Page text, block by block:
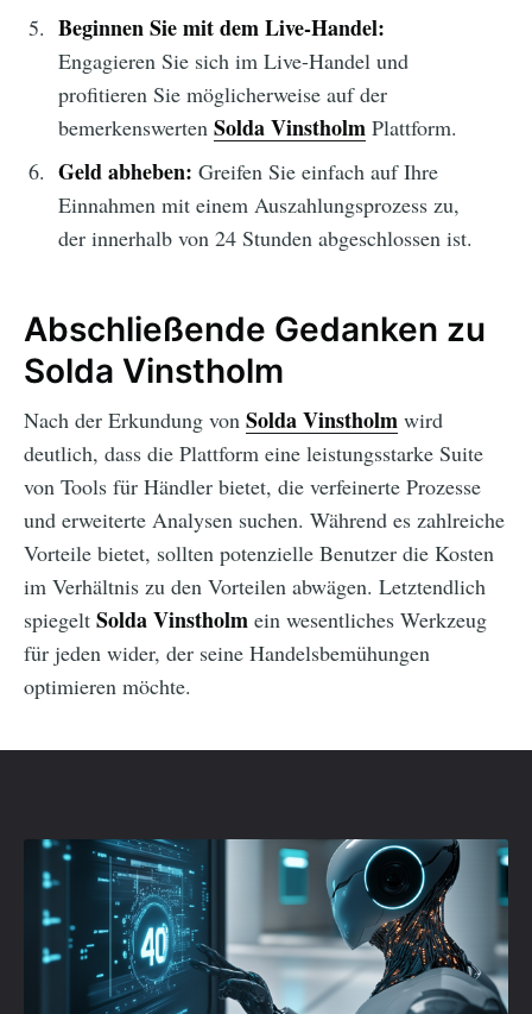
Beginnen Sie mit dem Live-Handel:
Engagieren Sie sich im Live-Handel und
profitieren Sie möglicherweise auf der
bemerkenswerten Solda VinstholmPlattform.
Geld abheben: Greifen Sie einfach auf Ihre
Einnahmen mit einem Auszahlungsprozess zu,
der innerhalb von 24 Stunden abgeschlossen ist.
Abschließende Gedanken zu
Solda Vinstholm
Nach der Erkundung von Solda Vinstholm wird
deutlich, dass die Plattform eine leistungsstarke Suite
von Tools für Händler bietet, die verfeinerte Prozesse
und erweiterte Analysen suchen. Während es zahlreiche
Vorteile bietet, sollten potenzielle Benutzer die Kosten
im Verhältnis zu den Vorteilen abwägen. Letztendlich
spiegelt Solda Vinstholm ein wesentliches Werkzeug
für jeden wider, der seine Handelsbemühungen
optimieren möchte.